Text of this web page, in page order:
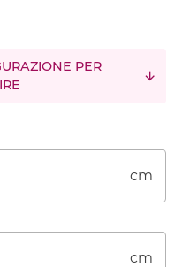
PER
cm
cm